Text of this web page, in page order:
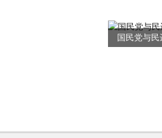
国民党与